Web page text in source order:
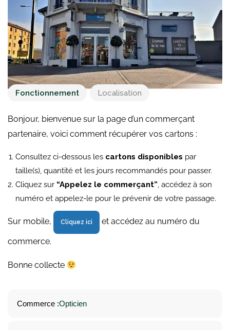
Fonctionnement Localisation
Bonjour, bienvenue sur la page d’un commerçant
partenaire, voici comment récupérer vos cartons :
Consultez ci-dessous les cartons disponibles par
taille(s), quantité et les jours recommandés pour passer.
Cliquez sur “Appelez le commerçant”, accédez à son
numéro et appelez-le pour le prévenir de votre passage.
Sur mobile, Cliquez ici et accédez au numéro du
commerce.
Bonne collecte
Commerce :Opticien